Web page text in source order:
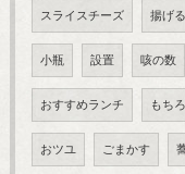
スライスチーズ 揚げ
小瓶 設置 咳の数
おすすめランチ もち
おツユ ごまかす